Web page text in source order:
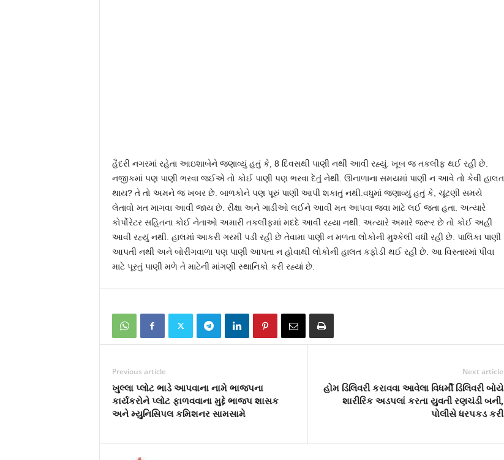
હૈદરી નગરમાં રહેતા આઇશાબેને જણાવ્યું હતું કે, 8 દિવસથી પાણી નથી આવી રહ્યું. ખૂબ જ તકલીફ થઈ રહી છે.
નજીકમાં પણ પાણી ભરવા જઈએ તો કોઈ પાણી પણ ભરવા દેતું નેથી. ઊનાળાના સમયમાં પાણી ન આવે તો કેવી હાલત
થાય? તે તો અમને જ ખબર છે. બાળકોને પણ પૂરું પાણી આપી શકાતું નથી.વધુમાં જણાવ્યું હતું કે, ચૂંટણી સમયે
લેતાવો મત માગવા આવી જાય છે. રીક્ષા અને ગાડીઓ લઈને આવી મત આપવા જવા માટે લઈ જતા હતા. અત્યારે
કોર્પોરેટર સહિતના કોઈ નેતાઓ અમારી તકલીફમાં મદદે આવી રહ્યા નથી. અત્યારે અમારે જરૂર છે તો કોઈ અહી
આવી રહ્યું નથી. હાલમાં આકરી ગરમી પડી રહી છે તેવામા પાણી ન મળતા લોકોની મુશ્કેલી વધી રહી છે. પાલિકા પાણી
આપતી નથી અને બોરીંગવાળા પણ પાણી આપતા ન હોવાથી લોકોની હાલત કફોડી થઈ રહી છે. આ વિસ્તારમાં પીવા
માટે પૂરતું પાણી મળે તે માટેની માંગણી સ્થાનિકો કરી રહ્યાં છે.
Previous article
ખુલ્લા પ્લોટ ભાડે આપવાના નામે ભાજપના
કાર્યકરોને પ્લોટ ફાળવવાના મુદ્દે ભાજપ શાસક
અને મ્યુનિસિપલ કમિશનર સામસામે
Next article
હોમ ડિલિવરી કરાવવા આવેલા વિધર્મી ડિલિવરી બોયે
શારીરિક અડપલાં કરતા યુવતી રણચંડી બની,
પોલીસે ધરપકડ કરી